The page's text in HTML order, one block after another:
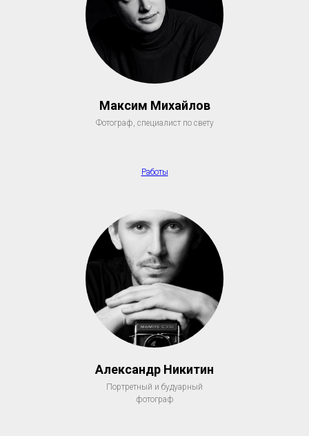
Максим Михайлов
Фотограф, специалист по свету
Работы
Александр Никитин
Портретный и будуарный
фотограф